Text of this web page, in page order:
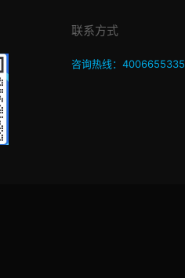
联系方式
咨询热线：4006655335